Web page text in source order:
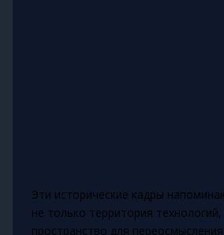
Эти исторические кадры
не только территория
пространство для